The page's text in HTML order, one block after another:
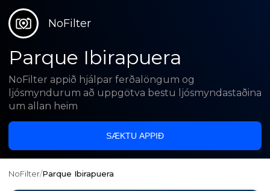
NoFilter
Parque Ibirapuera
NoFilter appið hjálpar ferðalöngum og
ljósmyndurum að uppgötva bestu ljósmyndastaðina
um allan heim
SÆKTU APPIÐ
NoFilter/Parque Ibirapuera